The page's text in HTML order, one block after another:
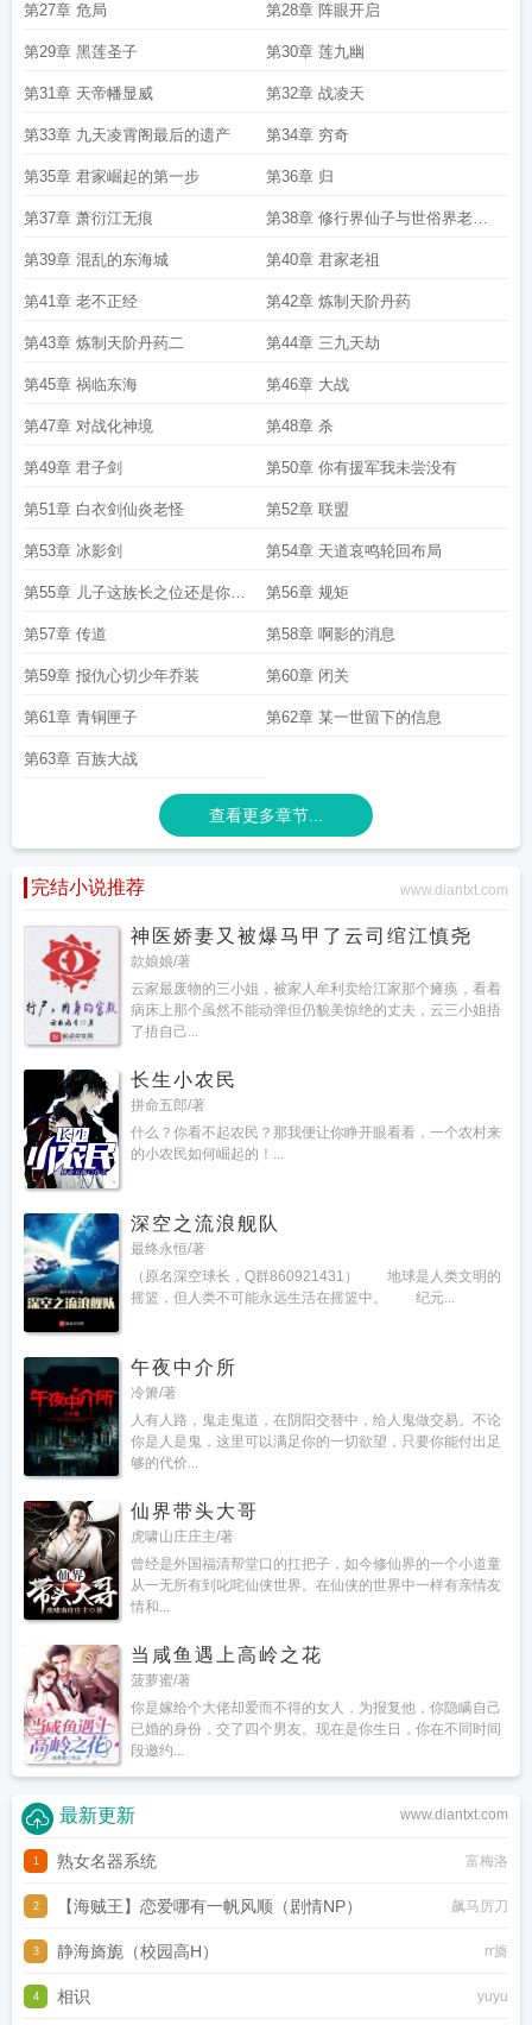
第27章 危局 第28章 阵眼开启
第29章 黑莲圣子 第30章 莲九幽
第31章 天帝幡显威 第32章 战凌天
第33章 九天凌霄阁最后的遗产 第34章 穷奇
第35章 君家崛起的第一步 第36章 归
第37章 萧衍江无痕 第38章 修行界仙子与世俗界老实
人的爱情故事
第39章 混乱的东海城 第40章 君家老祖
第41章 老不正经 第42章 炼制天阶丹药
第43章 炼制天阶丹药二 第44章 三九天劫
第45章 祸临东海 第46章 大战
第47章 对战化神境 第48章 杀
第49章 君子剑 第50章 你有援军我未尝没有
第51章 白衣剑仙炎老怪 第52章 联盟
第53章 冰影剑 第54章 天道哀鸣轮回布局
第55章 儿子这族长之位还是你来
做吧
第56章 规矩
第57章 传道 第58章 啊影的消息
第59章 报仇心切少年乔装 第60章 闭关
第61章 青铜匣子 第62章 某一世留下的信息
第63章 百族大战
查看更多章节...
完结小说推荐 www.diantxt.com
神医娇妻又被爆马甲了云司绾江慎尧
款娘娘/著
云家最废物的三小姐，被家人牟利卖给江家那个瘫痪，看着
病床上那个虽然不能动弹但仍貌美惊绝的丈夫，云三小姐捂
了捂自己...
长生小农民
拼命五郎/著
什么？你看不起农民？那我便让你睁开眼看看，一个农村来
的小农民如何崛起的！...
深空之流浪舰队
最终永恒/著
（原名深空球长，Q群860921431） 地球是人类文明的
摇篮，但人类不可能永远生活在摇篮中。 纪元...
午夜中介所
冷箫/著
人有人路，鬼走鬼道，在阴阳交替中，给人鬼做交易。不论
你是人是鬼，这里可以满足你的一切欲望，只要你能付出足
够的代价...
仙界带头大哥
虎啸山庄庄主/著
曾经是外国福清帮堂口的扛把子，如今修仙界的一个小道童
从一无所有到叱咤仙侠世界。在仙侠的世界中一样有亲情友
情和...
当咸鱼遇上高岭之花
菠萝蜜/著
你是嫁给个大佬却爱而不得的女人，为报复他，你隐瞒自己
已婚的身份，交了四个男友。现在是你生日，你在不同时间
段邀约...
www.diantxt.com
最新更新
1 熟女名器系统 富梅洛
2 【海贼王】恋爱哪有一帆风顺（剧情NP） 飙马厉刀
3 静海旖旎（校园高H） rr旖
4 相识 yuyu